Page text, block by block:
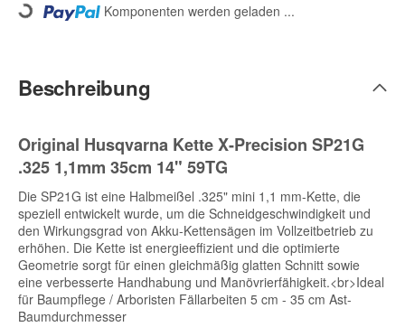
Loading... Komponenten werden geladen ...
Beschreibung
Original Husqvarna Kette X-Precision SP21G
.325 1,1mm 35cm 14" 59TG
Die SP21G ist eine Halbmeißel .325" mini 1,1 mm-Kette, die
speziell entwickelt wurde, um die Schneidgeschwindigkeit und
den Wirkungsgrad von Akku-Kettensägen im Vollzeitbetrieb zu
erhöhen. Die Kette ist energieeffizient und die optimierte
Geometrie sorgt für einen gleichmäßig glatten Schnitt sowie
eine verbesserte Handhabung und Manövrierfähigkeit.<br>Ideal
für Baumpflege / Arboristen Fällarbeiten 5 cm - 35 cm Ast-
Baumdurchmesser